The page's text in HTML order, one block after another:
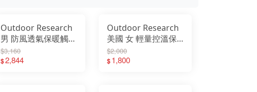
Outdoor Research
男 防風透氣保暖觸控
手套 Stormtracker
Sensor Windbloc
$3,160
$2,844
Outdoor Research
美國 女 輕量控溫保
暖觸控手套
Sureshot Softshell
$2,000
$1,800